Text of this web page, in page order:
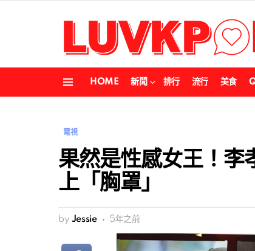
HOME 新聞 排行 流行 美食
電視
果然是性感女王！李
上「胸罩」
by Jessie 5年之前